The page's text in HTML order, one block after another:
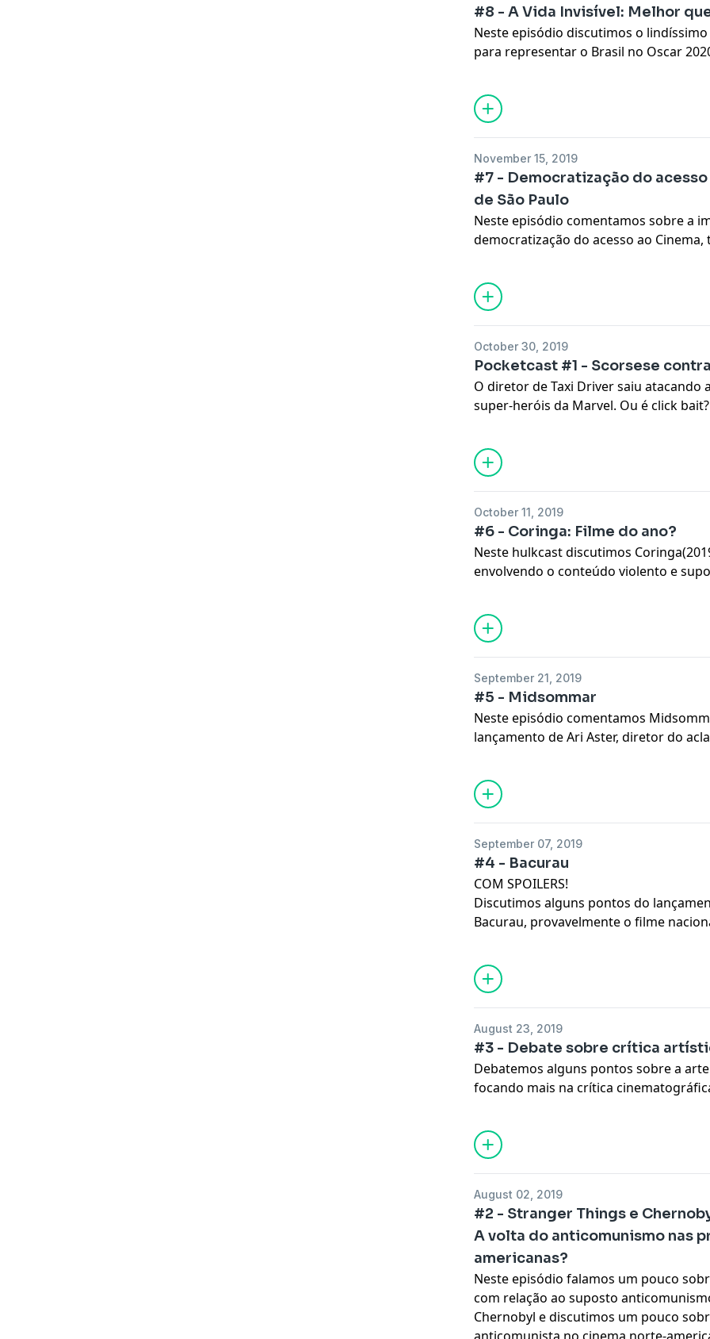
#8 - A Vida Invisível: Melhor
Neste episódio discutimos o
para representar o Brasil no Oscar
November 15, 2019
#7 - Democratização do
de São Paulo
Neste episódio comentamos sobre a
democratização do acesso ao Cinema,
October 30, 2019
Pocketcast #1 - Scorsese
O diretor de Taxi Driver saiu atacando
super-heróis da Marvel. Ou é click
October 11, 2019
#6 - Coringa: Filme do ano?
Neste hulkcast discutimos
envolvendo o conteúdo violento e
filmes de seu subgênero.
September 21, 2019
#5 - Midsommar
Neste episódio comentamos
lançamento de Ari Aster, diretor do
September 07, 2019
#4 - Bacurau
COM SPOILERS!
Discutimos alguns pontos do
Bacurau, provavelmente o filme
August 23, 2019
#3 - Debate sobre crítica
Debatemos alguns pontos sobre a
focando mais na crítica
obras é ético?
August 02, 2019
#2 - Stranger Things e
A volta do anticomunismo nas
americanas?
Neste episódio falamos um pouco
com relação ao suposto
Chernobyl e discutimos um pouco